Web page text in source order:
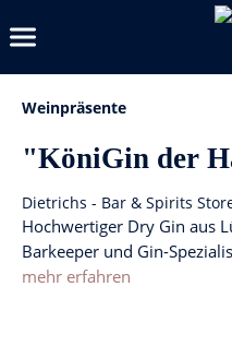
Weinpräsente
"KöniGin der
Dietrichs - Bar & Spirits
Hochwertiger Dry Gin aus
Barkeeper und Gin-
mehr erfahren